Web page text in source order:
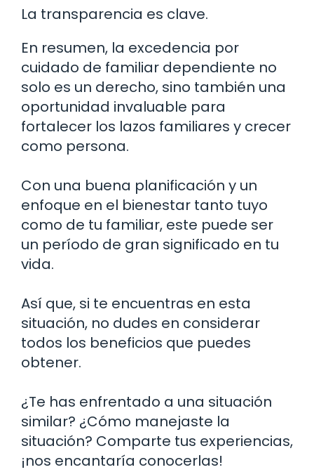
La transparencia es clave.
En resumen, la excedencia por
cuidado de familiar dependiente no
solo es un derecho, sino también una
oportunidad invaluable para
fortalecer los lazos familiares y crecer
como persona.
Con una buena planificación y un
enfoque en el bienestar tanto tuyo
como de tu familiar, este puede ser
un período de gran significado en tu
vida.
Así que, si te encuentras en esta
situación, no dudes en considerar
todos los beneficios que puedes
obtener.
¿Te has enfrentado a una situación
similar? ¿Cómo manejaste la
situación? Comparte tus experiencias,
¡nos encantaría conocerlas!